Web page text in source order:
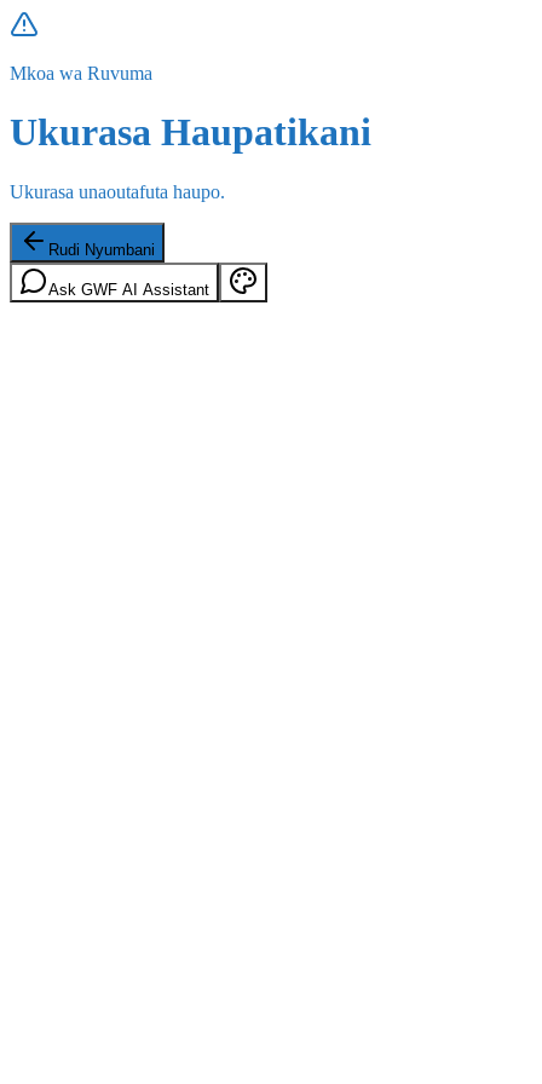
Mkoa wa Ruvuma
Ukurasa Haupatikani
Ukurasa unaoutafuta haupo.
Rudi Nyumbani
Ask GWF AI Assistant